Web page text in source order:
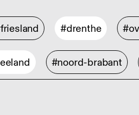
#drenthe
#noord-brabant